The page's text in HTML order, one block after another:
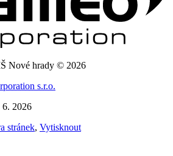
Nové hrady © 2026
s.r.o.
6. 2026
stránek, Vytisknout